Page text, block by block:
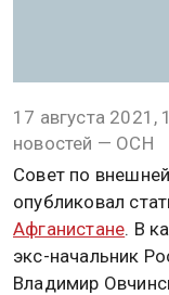
17 августа
новостей — ОСН
Совет по
опубликовал
Афганистане. В
экс-начальник
Владимир